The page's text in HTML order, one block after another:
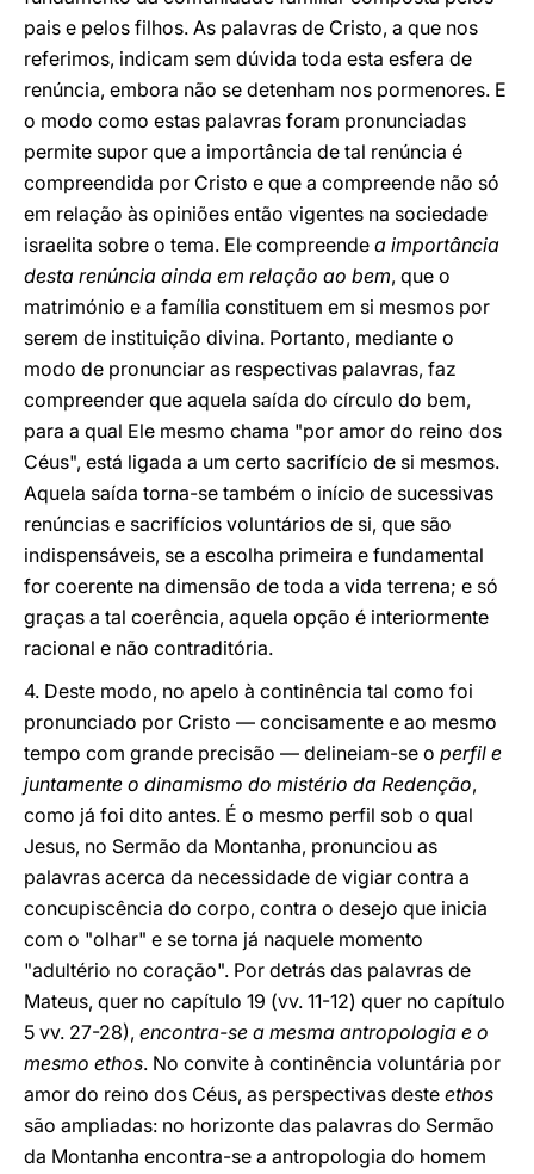
pais e pelos filhos. As palavras de Cristo, a que nos
referimos, indicam sem dúvida toda esta esfera de
renúncia, embora não se detenham nos pormenores. E
o modo como estas palavras foram pronunciadas
permite supor que a importância de tal renúncia é
compreendida por Cristo e que a compreende não só
em relação às opiniões então vigentes na sociedade
israelita sobre o tema. Ele compreende a importância
desta renúncia ainda em relação ao bem, que o
matrimónio e a família constituem em si mesmos por
serem de instituição divina. Portanto, mediante o
modo de pronunciar as respectivas palavras, faz
compreender que aquela saída do círculo do bem,
para a qual Ele mesmo chama "por amor do reino dos
Céus", está ligada a um certo sacrifício de si mesmos.
Aquela saída torna-se também o início de sucessivas
renúncias e sacrifícios voluntários de si, que são
indispensáveis, se a escolha primeira e fundamental
for coerente na dimensão de toda a vida terrena; e só
graças a tal coerência, aquela opção é interiormente
racional e não contraditória.
4. Deste modo, no apelo à continência tal como foi
pronunciado por Cristo — concisamente e ao mesmo
tempo com grande precisão — delineiam-se o perfil e
juntamente o dinamismo do mistério da Redenção,
como já foi dito antes. É o mesmo perfil sob o qual
Jesus, no Sermão da Montanha, pronunciou as
palavras acerca da necessidade de vigiar contra a
concupiscência do corpo, contra o desejo que inicia
com o "olhar" e se torna já naquele momento
"adultério no coração". Por detrás das palavras de
Mateus, quer no capítulo 19 (vv. 11-12) quer no capítulo
5 vv. 27-28), encontra-se a mesma antropologia e o
mesmo ethos. No convite à continência voluntária por
amor do reino dos Céus, as perspectivas deste ethos
são ampliadas: no horizonte das palavras do Sermão
da Montanha encontra-se a antropologia do homem